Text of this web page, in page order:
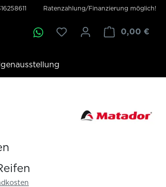
Ratenzahlung/Finanzierung möglich!
0,00 €